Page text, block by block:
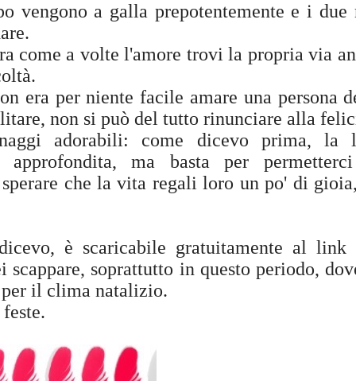
vengono a galla prepotentemente e i due
come a volte l'amore trovi la propria via
era per niente facile amare una persona
non si può del tutto rinunciare alla
adorabili: come dicevo prima, la
approfondita, ma basta per
che la vita regali loro un po' di
è scaricabile gratuitamente al link
soprattutto in questo periodo,
il clima natalizio.